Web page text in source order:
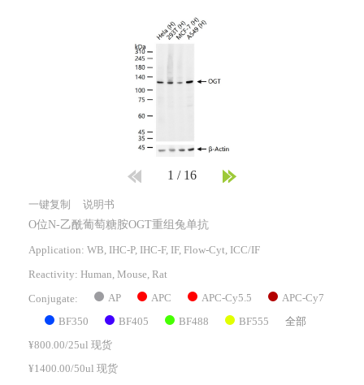
1 / 16
一键复制 说明书
O位N-乙酰葡萄糖胺OGT重组兔单抗
Application: WB, IHC-P, IHC-F, IF, Flow-Cyt, ICC/IF
Reactivity: Human, Mouse, Rat
Conjugate: AP APC APC-Cy5.5 APC-Cy7
BF350 BF405 BF488 BF555 全部
¥800.00/25ul 现货
¥1400.00/50ul 现货